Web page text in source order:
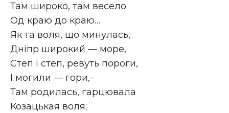
Там широко, там весело
Од краю до краю…
Як та воля, що минулась,
Дніпр широкий — море,
Степ і степ, ревуть пороги,
І могили — гори,-
Там родилась, гарцювала
Козацькая воля;